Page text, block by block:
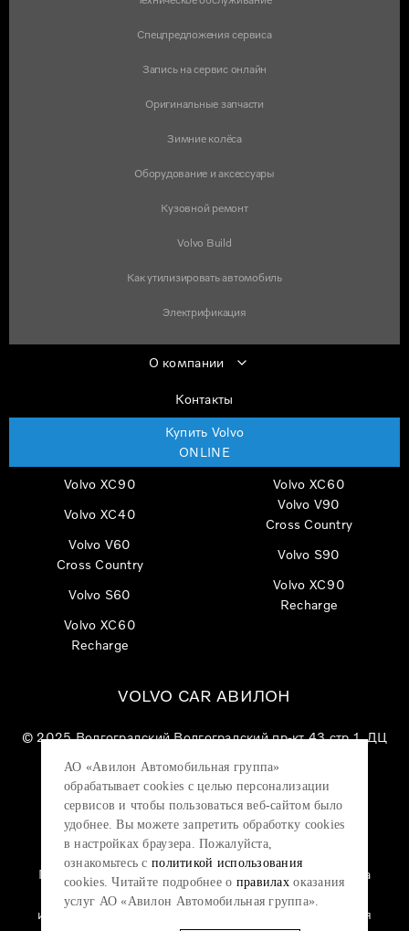
АО «Авилон Автомобильная группа»
обрабатывает cookies с целью персонализации
сервисов и чтобы пользоваться веб-сайтом было
удобнее. Вы можете запретить обработку сookies
в настройках браузера. Пожалуйста,
ознакомьтесь с политикой использования
cookies. Читайте подробнее о правилахоказания
услуг АО «Авилон Автомобильная группа».
Спецпредложения сервиса
Запись на сервис онлайн
Оригинальные запчасти
Зимние колёса
Оборудование и аксессуары
Кузовной ремонт
Volvo Build
Как утилизировать автомобиль
Электрификация
О компании
Контакты
Купить Volvo
ONLINE
Volvo XC90
Volvo XC60
Volvo XC40
Volvo V90
Cross Country
Volvo V60
Cross Country
Volvo S90
Volvo S60
Volvo XC90
Recharge
Volvo XC60
Recharge
VOLVO CAR АВИЛОН
© 2025Волгоградский Волгоградский пр-кт 43 стр 1, ДЦ
АО «Авилон АГ», ОГРН 1027700000151, ИНН
7705133757.
Политика конфиденциальности
Согласие на
обработку персональных данных
использования файлов cookie
Юридическая